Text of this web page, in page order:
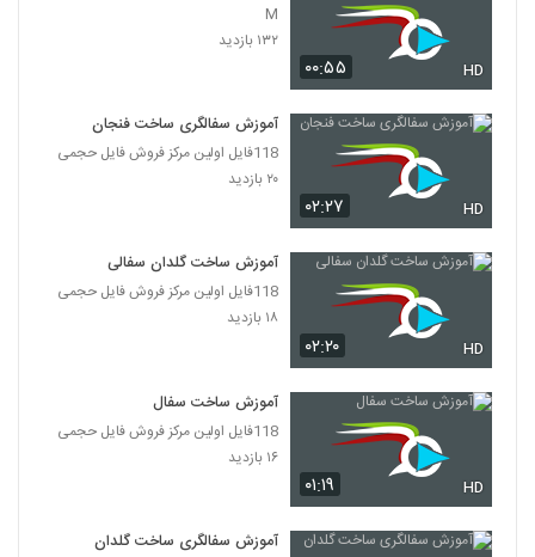
۰۰:۵۵ HD
M
۱۳۲ بازدید
۰۲:۲۷ HD
آموزش سفالگری ساخت فنجان
118فایل اولین مرکز فروش فایل حجمی
۲۰ بازدید
۰۲:۲۰ HD
آموزش ساخت گلدان سفالی
118فایل اولین مرکز فروش فایل حجمی
۱۸ بازدید
۰۱:۱۹ HD
آموزش ساخت سفال
118فایل اولین مرکز فروش فایل حجمی
۱۶ بازدید
آموزش سفالگری ساخت گلدان